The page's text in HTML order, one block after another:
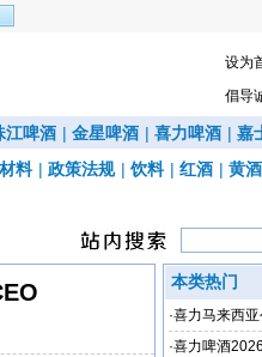
设为
倡导
江啤酒 | 金星啤酒 | 喜力啤酒 | 嘉
料 | 政策法规 | 饮料 | 红酒 | 黄酒
本类热门
·喜力马来西
坡
·喜力啤酒